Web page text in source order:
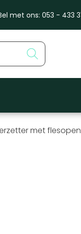
met ons: 053 - 433
met